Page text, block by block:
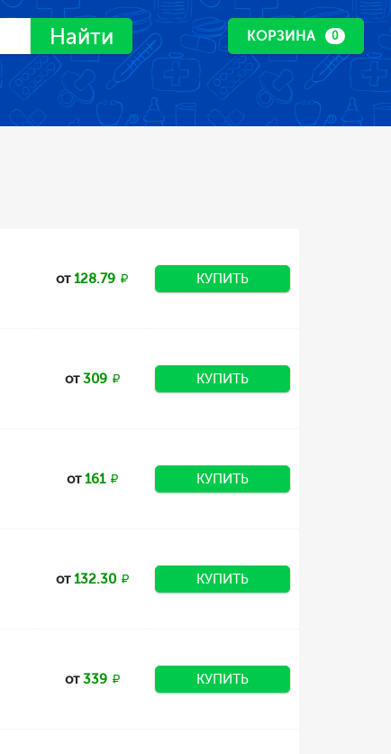
Найти КОРЗИНА 0
от128.79 КУПИТЬ
от309 КУПИТЬ
от161 КУПИТЬ
от132.30 КУПИТЬ
от339 КУПИТЬ